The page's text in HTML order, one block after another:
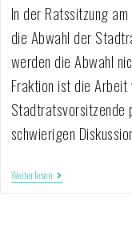
In der Ratssitzung
die Abwahl der
werden die Abwahl
Fraktion ist die
Stadtratsvorsitzende
schwierigen
Weiterlesen